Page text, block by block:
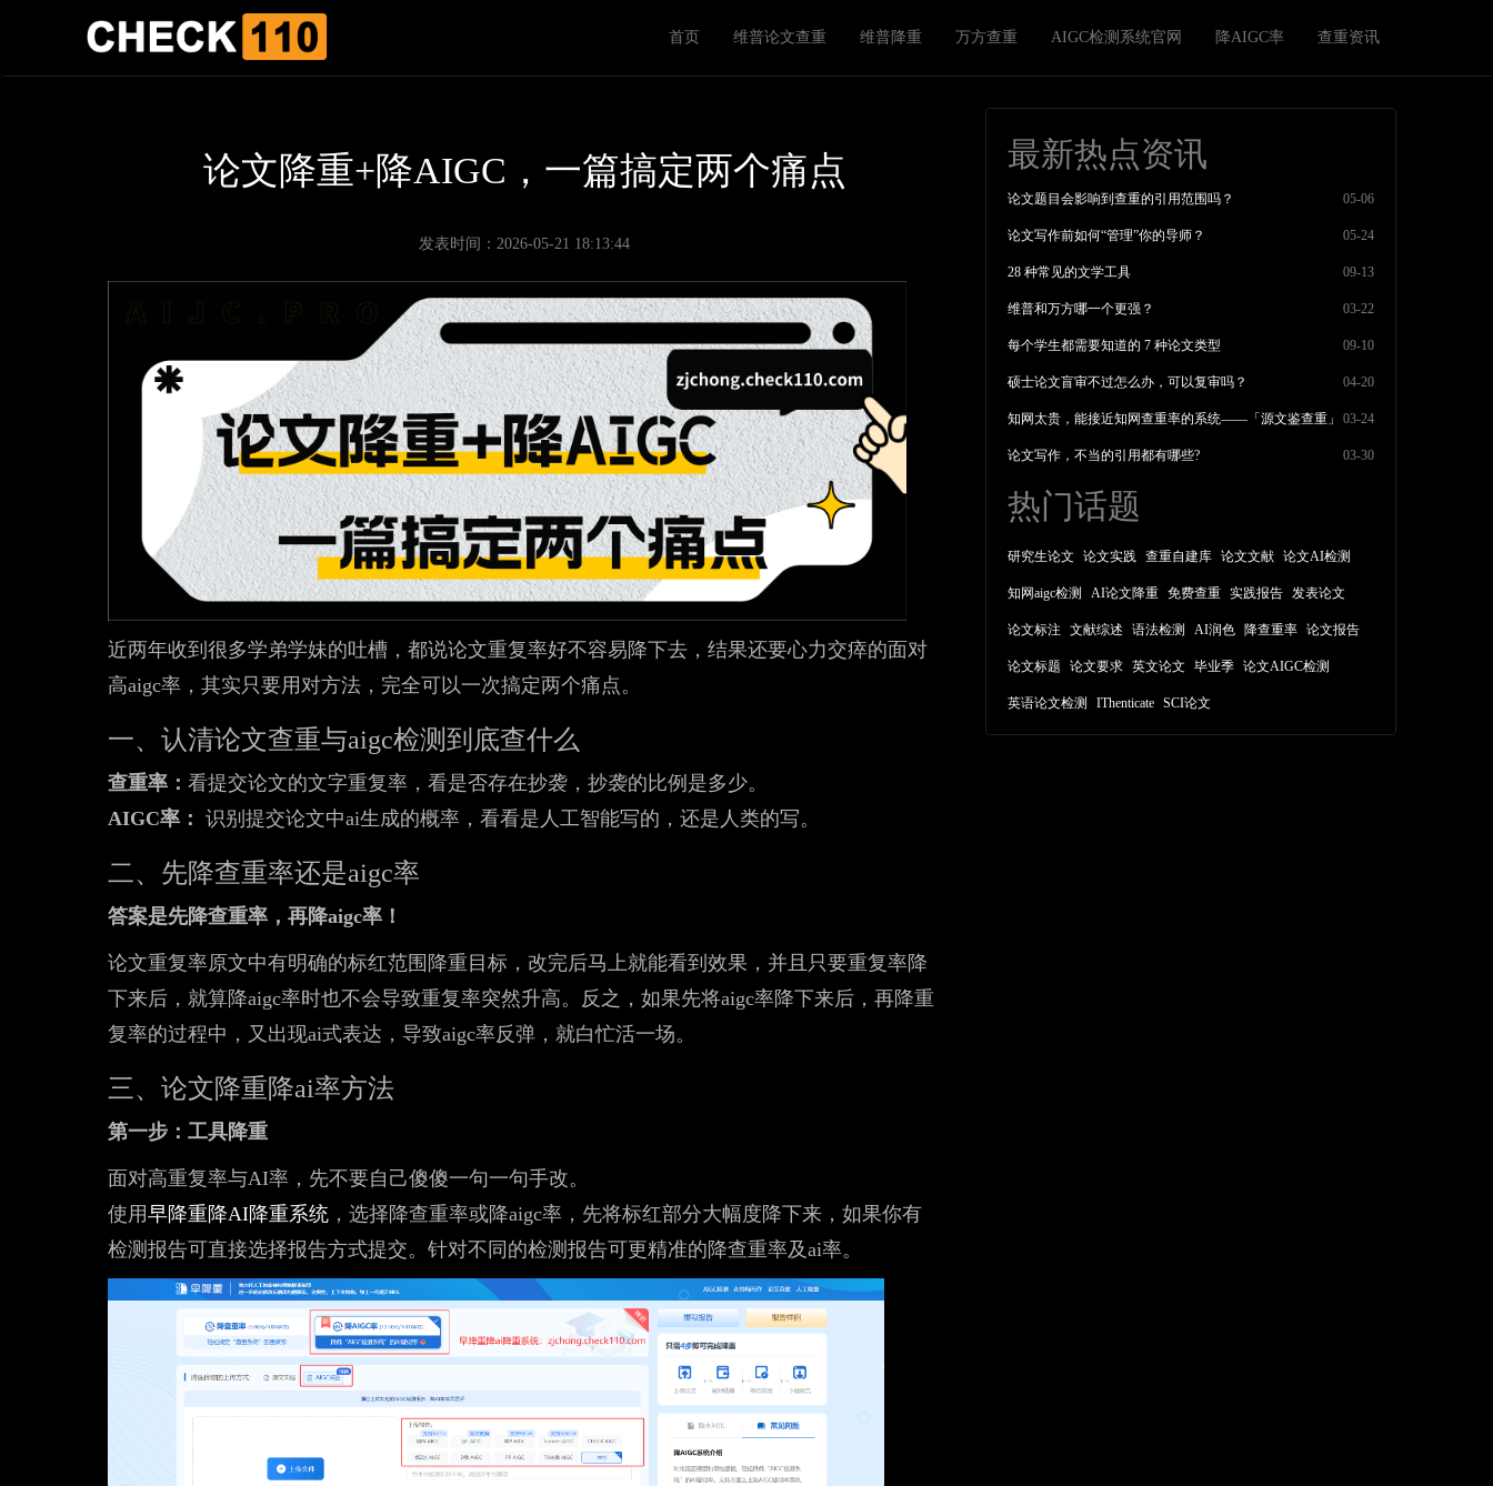
n
a
i
g
a
t
i
o
n
首页 维普论文查重 维普降重 万方查重 AIGC检测系统官网 降AIGC率 查重资讯
论文降重+降AIGC，一篇搞定两个痛点
发表时间：2026-05-21 18:13:44
近两年收到很多学弟学妹的吐槽，都说论文重复率好不容易降下去，结果还要心力交瘁的面对
高aigc率，其实只要用对方法，完全可以一次搞定两个痛点。
一、认清论文查重与aigc检测到底查什么
查重率： 看提交论文的文字重复率，看是否存在抄袭，抄袭的比例是多少。
AIGC率： 识别提交论文中ai生成的概率，看看是人工智能写的，还是人类的写。
二、先降查重率还是aigc率
答案是先降查重率，再降aigc率！
论文重复率原文中有明确的标红范围降重目标，改完后马上就能看到效果，并且只要重复率降
下来后，就算降aigc率时也不会导致重复率突然升高。反之，如果先将aigc率降下来后，再降重
复率的过程中，又出现ai式表达，导致aigc率反弹，就白忙活一场。
三、论文降重降ai率方法
第一步：工具降重
面对高重复率与AI率，先不要自己傻傻一句一句手改。
使用早降重降AI降重系统 ，选择降查重率或降aigc率，先将标红部分大幅度降下来，如果你有
检测报告可直接选择报告方式提交。针对不同的检测报告可更精准的降查重率及ai率。
最新热点资讯
论文题目会影响到查重的引用范围吗？ 05-06
论文写作前如何“管理”你的导师？ 05-24
28 种常见的文学工具 09-13
维普和万方哪一个更强？ 03-22
每个学生都需要知道的 7 种论文类型 09-10
硕士论文盲审不过怎么办，可以复审吗？ 04-20
知网太贵，能接近知网查重率的系统——「源文鉴查重」 03-24
论文写作，不当的引用都有哪些? 03-30
热门话题
研究生论文 论文实践 查重自建库 论文文献 论文AI检测
知网aigc检测 AI论文降重 免费查重 实践报告 发表论文
论文标注 文献综述 语法检测 AI润色 降查重率 论文报告
论文标题 论文要求 英文论文 毕业季 论文AIGC检测
英语论文检测 IThenticate SCI论文